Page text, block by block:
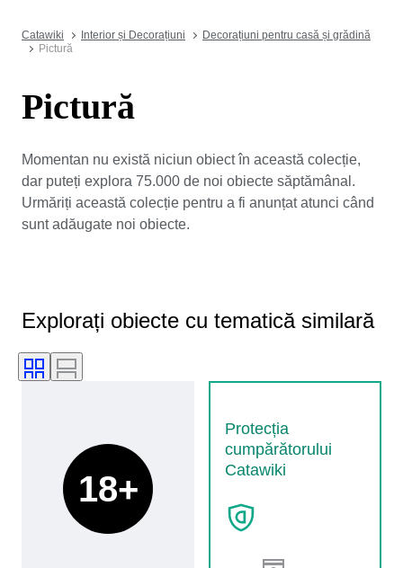
Catawiki Interior și Decorațiuni
Decorațiuni pentru casă și grădină
Pictură
Pictură
Momentan nu există niciun obiect în această colecție,
dar puteți explora 75.000 de noi obiecte săptămânal.
Urmăriți această colecție pentru a fi anunțat atunci când
sunt adăugate noi obiecte.
Explorați obiecte cu tematică similară
Protecția
cumpărătorului
Catawiki
18+